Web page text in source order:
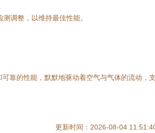
调整，以维持最佳性能。
靠的性能，默默地驱动着空气与气体的流动
更新时间：2026-08-04